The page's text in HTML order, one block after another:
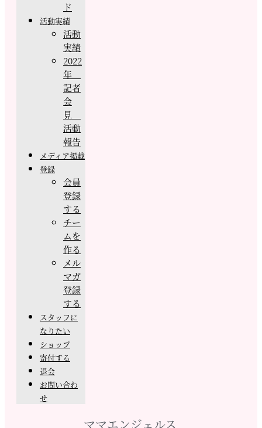
ド
活動実績
活動
実績
2022
年
記者
会
見
活動
報告
メディア掲載
登録
会員
登録
する
チー
ムを
作る
メル
マガ
登録
する
スタッフに
なりたい
ショップ
寄付する
退会
お問い合わ
せ
ママエンジェルス